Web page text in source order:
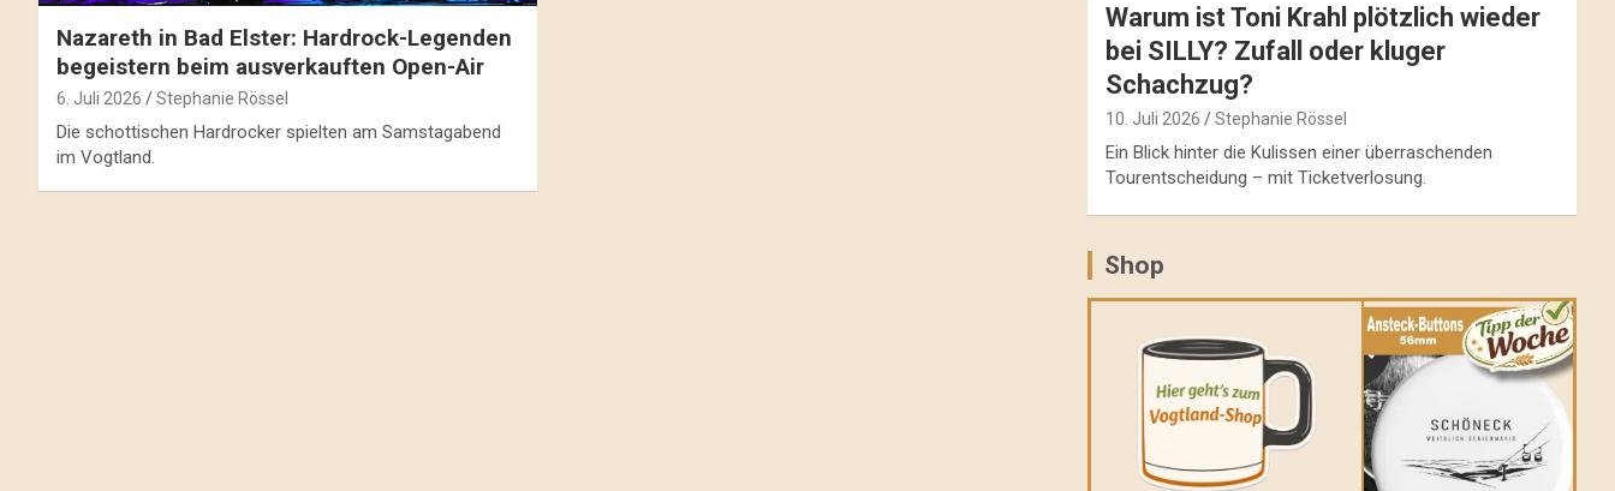
Nazareth in Bad Elster: Hardrock-Legenden
begeistern beim ausverkauften Open-Air
6. Juli 2026 Stephanie Rössel
Die schottischen Hardrocker spielten am Samstagabend
im Vogtland.
Warum ist Toni Krahl plötzlich wieder
bei SILLY? Zufall oder kluger
Schachzug?
10. Juli 2026 Stephanie Rössel
Ein Blick hinter die Kulissen einer überraschenden
Tourentscheidung – mit Ticketverlosung.
Shop